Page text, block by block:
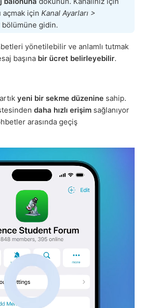
açmak için Kanal Ayarları >
bölümüne gidin.
yönetilebilir ve anlamlı tutmak
başına bir ücret belirleyebilir.
artık yeni bir sekme düzenine sahip.
daha hızlı erişim sağlanıyor
arasında geçiş